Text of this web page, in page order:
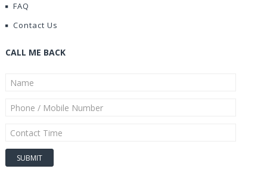
FAQ
Contact Us
CALL ME BACK